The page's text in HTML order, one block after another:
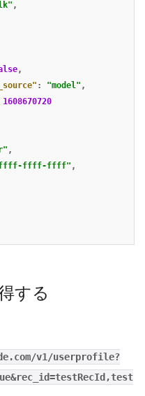
,
,
: "model" ,
1608670720
,
ffff-ffff" ,
する
v1/userprofile?